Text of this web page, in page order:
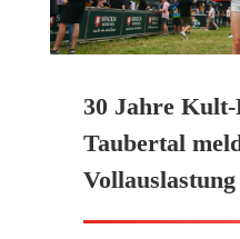
30 Jahre
Taubertal
Vollauslastung